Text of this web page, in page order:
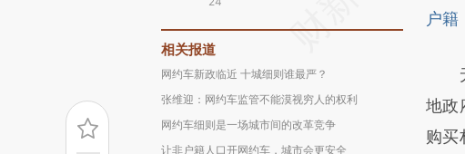
相关报道
网约车新政临近 十城细则谁最严？
张维迎：网约车监管不能漠视穷人的权利
网约车细则是一场城市间的改革竞争
让非户籍人口开网约车，城市会更安全
户籍
无
地政
购买